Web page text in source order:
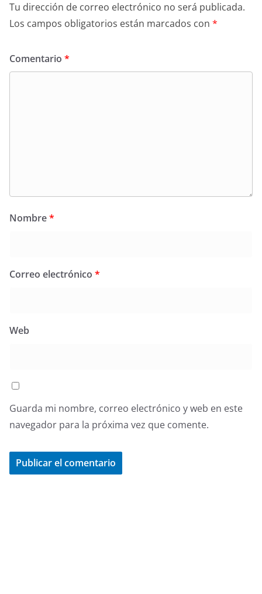
Tu dirección de correo electrónico no será publicada.
Los campos obligatorios están marcados con *
Comentario *
Nombre*
Correo electrónico *
Web
Guarda mi nombre, correo electrónico y web en este
navegador para la próxima vez que comente.